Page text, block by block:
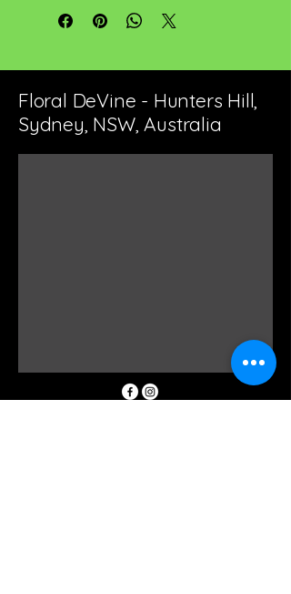
Sabores favoritos que saben incluso
mejor de lo que parecen.
Floral DeVine - Hunters Hill,
Sydney, NSW, Australia